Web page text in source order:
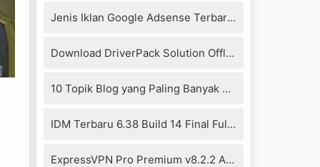
Jenis Iklan Google Adsense Terbaru 2019
Download DriverPack Solution Offline 17.10.14-20104 Full Version
10 Topik Blog yang Paling Banyak Dikunjungi 2021
IDM Terbaru 6.38 Build 14 Final Full Crack+Patch Fixed
ExpressVPN Pro Premium v8.2.2 Apk